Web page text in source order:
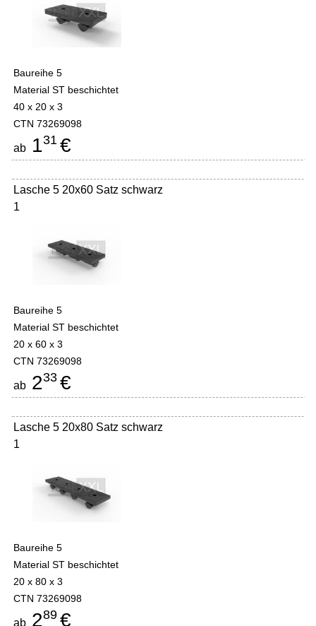
Baureihe 5
Material ST beschichtet
40 x 20 x 3
CTN 73269098
ab 131 €
Lasche 5 20x60 Satz schwarz
1
Baureihe 5
Material ST beschichtet
20 x 60 x 3
CTN 73269098
ab 233 €
Lasche 5 20x80 Satz schwarz
1
Baureihe 5
Material ST beschichtet
20 x 80 x 3
CTN 73269098
ab 289 €